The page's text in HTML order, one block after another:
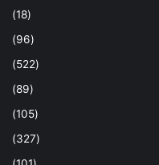
(18)
(96)
(522)
(89)
(105)
(327)